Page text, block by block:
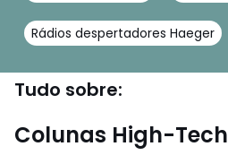
Rádios despertadores Haeger
Tudo sobre:
Colunas High-Tech